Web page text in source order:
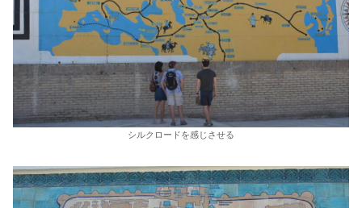
シルクロードを感じさせる